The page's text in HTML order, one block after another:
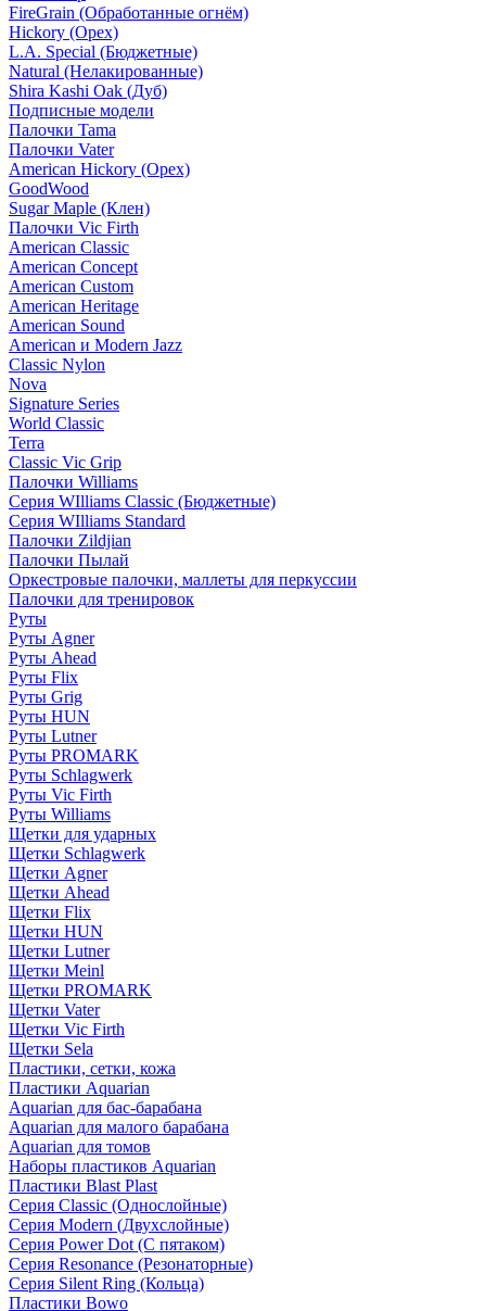
FireGrain (Обработанные огнём)
Hickory (Орех)
L.A. Special (Бюджетные)
Natural (Нелакированные)
Shira Kashi Oak (Дуб)
Подписные модели
Палочки Tama
Палочки Vater
American Hickory (Орех)
GoodWood
Sugar Maple (Клен)
Палочки Vic Firth
American Classic
American Concept
American Custom
American Heritage
American Sound
American и Modern Jazz
Classic Nylon
Nova
Signature Series
World Classic
Terra
Classic Vic Grip
Палочки Williams
Серия WIlliams Classic (Бюджетные)
Серия WIlliams Standard
Палочки Zildjian
Палочки Пылай
Оркестровые палочки, маллеты для перкуссии
Палочки для тренировок
Руты
Руты Agner
Руты Ahead
Руты Flix
Руты Grig
Руты HUN
Руты Lutner
Руты PROMARK
Руты Schlagwerk
Руты Vic Firth
Руты Williams
Щетки для ударных
Щетки Schlagwerk
Щетки Agner
Щетки Ahead
Щетки Flix
Щетки HUN
Щетки Lutner
Щетки Meinl
Щетки PROMARK
Щетки Vater
Щетки Vic Firth
Щетки Sela
Пластики, сетки, кожа
Пластики Aquarian
Aquarian для бас-барабана
Aquarian для малого барабана
Aquarian для томов
Наборы пластиков Aquarian
Пластики Blast Plast
Серия Classic (Однослойные)
Серия Modern (Двухслойные)
Серия Power Dot (С пятаком)
Серия Resonance (Резонаторные)
Серия Silent Ring (Кольца)
Пластики Bowo